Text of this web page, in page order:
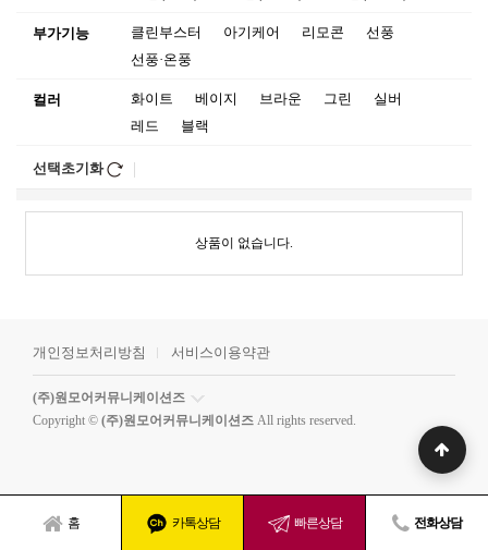
부가기능 클린부스터 아기케어 리모콘
선풍
선풍·온풍
컬러 화이트 베이지 브라운 그린
실버
레드
블랙
선택초기화
상품이 없습니다.
홈 카톡상담 빠른상담 전화상담
개인정보처리방침 서비스이용약관
(주)원모어커뮤니케이션즈
Copyright © (주)원모어커뮤니케이션즈 All rights reserved.